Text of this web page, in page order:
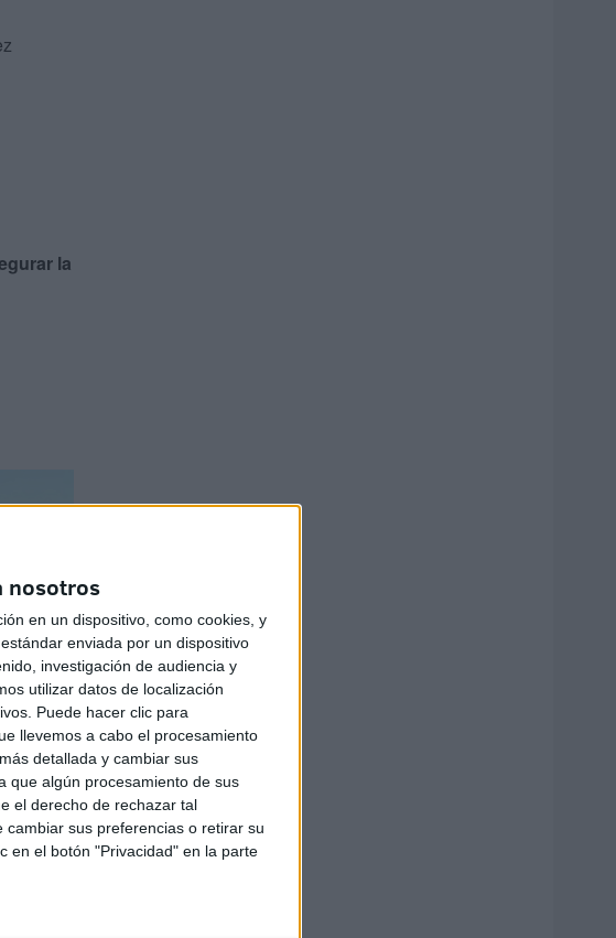
nosotros
en un dispositivo, como cookies, y
enviada por un dispositivo
investigación de audiencia y
utilizar datos de localización
Puede hacer clic para
llevemos a cabo el procesamiento
detallada y cambiar sus
que algún procesamiento de sus
el derecho de rechazar tal
sus preferencias o retirar su
en el botón "Privacidad" en la parte
la